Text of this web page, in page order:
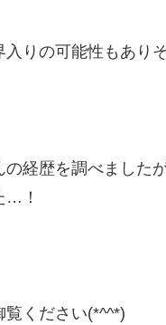
りの可能性もありそ
の経歴を調べました
…！
ください(*^^*)